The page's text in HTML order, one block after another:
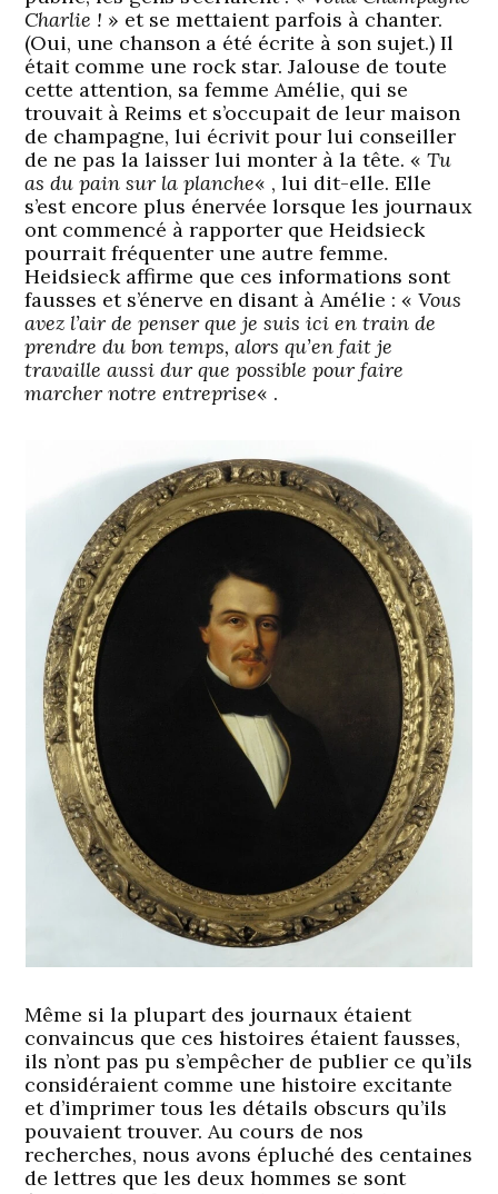
Charlie ! » et se mettaient parfois à chanter.
(Oui, une chanson a été écrite à son sujet.) Il
était comme une rock star. Jalouse de toute
cette attention, sa femme Amélie, qui se
trouvait à Reims et s’occupait de leur maison
de champagne, lui écrivit pour lui conseiller
de ne pas la laisser lui monter à la tête. «Tu
as du pain sur la planche« , lui dit-elle. Elle
s’est encore plus énervée lorsque les journaux
ont commencé à rapporter que Heidsieck
pourrait fréquenter une autre femme.
Heidsieck affirme que ces informations sont
fausses et s’énerve en disant à Amélie : «Vous
avez l’air de penser que je suis ici en train de
prendre du bon temps, alors qu’en fait je
travaille aussi dur que possible pour faire
marcher notre entreprise« .
Même si la plupart des journaux étaient
convaincus que ces histoires étaient fausses,
ils n’ont pas pu s’empêcher de publier ce qu’ils
considéraient comme une histoire excitante
et d’imprimer tous les détails obscurs qu’ils
pouvaient trouver. Au cours de nos
recherches, nous avons épluché des centaines
de lettres que les deux hommes se sont